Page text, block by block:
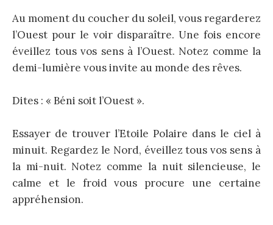
Au moment du coucher du soleil, vous regarderez
l’Ouest pour le voir disparaître. Une fois encore
éveillez tous vos sens à l’Ouest. Notez comme la
demi-lumière vous invite au monde des rêves.
Dites : « Béni soit l’Ouest ».
Essayer de trouver l’Etoile Polaire dans le ciel à
minuit. Regardez le Nord, éveillez tous vos sens à
la mi-nuit. Notez comme la nuit silencieuse, le
calme et le froid vous procure une certaine
appréhension.